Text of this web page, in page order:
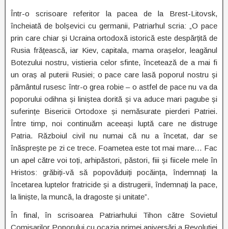
Într-o scrisoare referitor la pacea de la Brest-Litovsk,
încheiată de bolșevici cu germanii, Patriarhul scria: „O pace
prin care chiar și Ucraina ortodoxă istorică este despărțită de
Rusia frățească, iar Kiev, capitala, mama orașelor, leagănul
Botezului nostru, vistieria celor sfinte, încetează de a mai fi
un oraș al puterii Rusiei; o pace care lasă poporul nostru și
pământul rusesc într-o grea robie – o astfel de pace nu va da
poporului odihna și liniștea dorită și va aduce mari pagube și
suferințe Bisericii Ortodoxe și nemăsurate pierderi Patriei.
Între timp, noi continuăm aceeași luptă care ne distruge
Patria. Războiul civil nu numai că nu a încetat, dar se
înăsprește pe zi ce trece. Foametea este tot mai mare… Fac
un apel către voi toți, arhipăstori, păstori, fiii și fiicele mele în
Hristos: grăbiți-vă să popovăduiți pocăința, îndemnați la
încetarea luptelor fratricide și a distrugerii, îndemnați la pace,
la liniște, la muncă, la dragoste și unitate”.
În final, în scrisoarea Patriarhului Tihon către Sovietul
Comisarilor Poporului cu ocazia primei aniversări a Revoluției